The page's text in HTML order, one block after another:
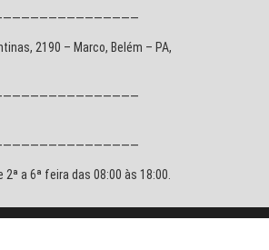
2190 – Marco, Belém – PA,
a 6ª feira das 08:00 às 18:00.